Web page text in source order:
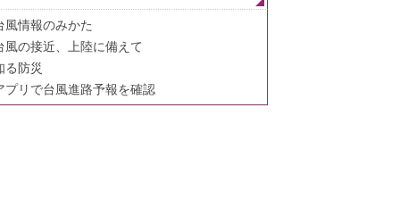
風情報のみかた
風の接近、上陸に備えて
る防災
プリで台風進路予報を確認